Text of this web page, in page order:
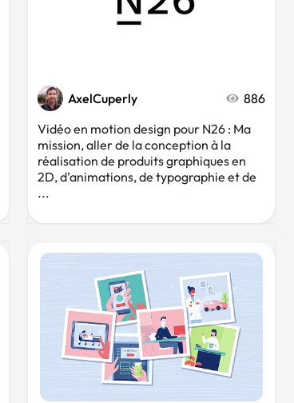
AxelCuperly
886
Vidéo en motion design pour N26 : Ma
mission, aller de la conception à la
réalisation de produits graphiques en
2D, d’animations, de typographie et de
...